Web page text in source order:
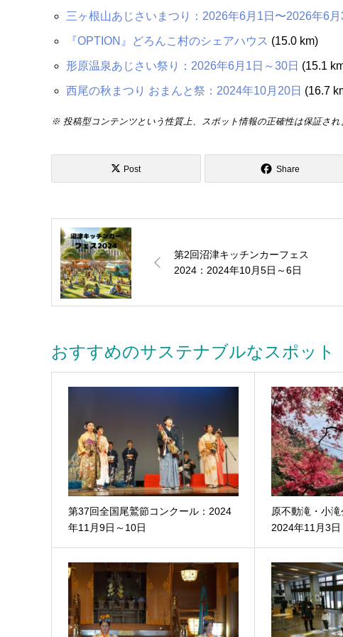
三ヶ根山あじさいまつり：2026年6月1日〜2026年6月
『OPTION』どろんこ村のシェアハウス (15.0 km)
形原温泉あじさい祭り：2026年6月1日～30日 (15.1
西尾の秋まつり おまんと祭：2024年10月20日 (16.7
※ 投稿型コンテンツという性質上、スポット情報の正確性は保証され
Post Share
第2回沼津キッチンカーフェス
2024：2024年10月5日～6日
おすすめのサステナブルなスポット
第37回全国尾鷲節コンクール：2024
年11月9日～10日
原不動滝・小滝
2024年11月3日